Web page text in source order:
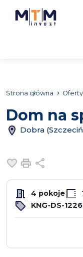
Strona główna Oferty
Dom na
Dobra
Dodaj do
Drukuj
4 pokoje
KNG-DS-